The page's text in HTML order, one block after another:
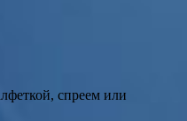
спреем или